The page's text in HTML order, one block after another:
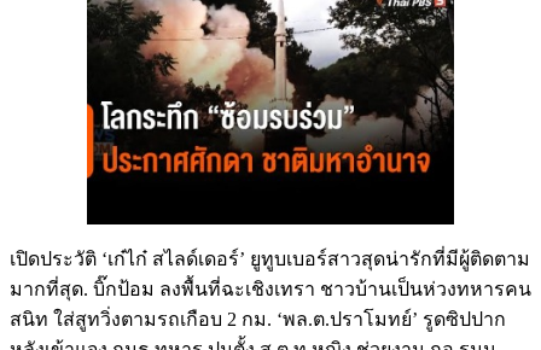
เปิดประวัติ ‘เก๋ไก๋ สไลด์เดอร์’ ยูทูบเบอร์สาวสุดน่ารักที่มีผู้ติดตาม
มากที่สุด. บิ๊กป้อม ลงพื้นที่ฉะเชิงเทรา ชาวบ้านเป็นห่วงทหารคน
สนิท ใส่สูทวิ่งตามรถเกือบ 2 กม. ‘พล.ต.ปราโมทย์’ รูดซิปปาก